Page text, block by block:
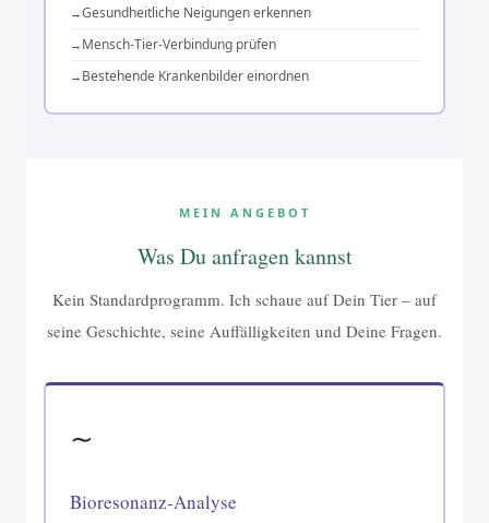
Gesundheitliche Neigungen erkennen
Mensch-Tier-Verbindung prüfen
Bestehende Krankenbilder einordnen
MEIN ANGEBOT
Was Du anfragen kannst
Kein Standardprogramm. Ich schaue auf Dein Tier – auf
seine Geschichte, seine Auffälligkeiten und Deine Fragen.
∼
Bioresonanz-Analyse